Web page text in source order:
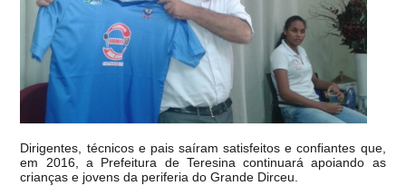
Dirigentes, técnicos e pais saíram satisfeitos e confiantes que,
em 2016, a Prefeitura de Teresina continuará apoiando as
crianças e jovens da periferia do Grande Dirceu.